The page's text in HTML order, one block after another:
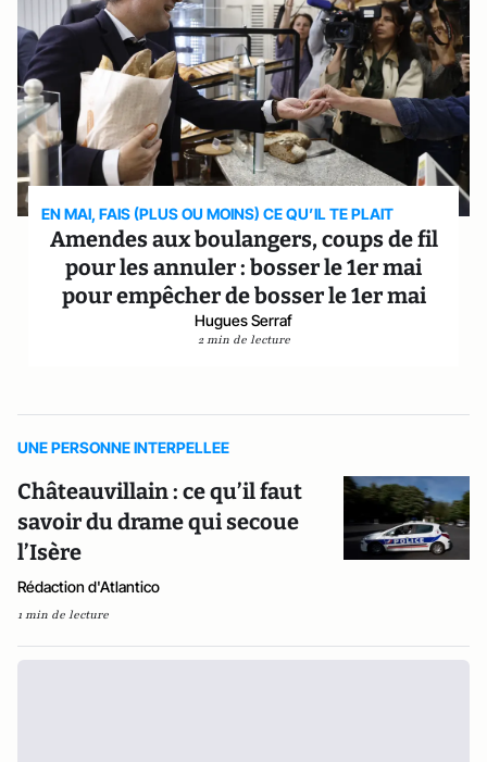
EN MAI, FAIS (PLUS OU MOINS) CE QU’IL TE PLAIT
Amendes aux boulangers, coups de fil
pour les annuler : bosser le 1er mai
pour empêcher de bosser le 1er mai
Hugues Serraf
2 min de lecture
UNE PERSONNE INTERPELLEE
Châteauvillain : ce qu’il faut
savoir du drame qui secoue
l’Isère
Rédaction d'Atlantico
1 min de lecture